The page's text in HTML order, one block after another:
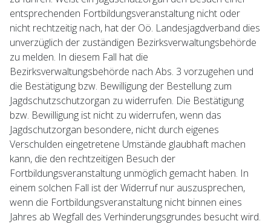
entsprechenden Fortbildungsveranstaltung nicht oder
nicht rechtzeitig nach, hat der Oö. Landesjagdverband dies
unverzüglich der zuständigen Bezirksverwaltungsbehörde
zu melden. In diesem Fall hat die
Bezirksverwaltungsbehörde nach Abs. 3 vorzugehen und
die Bestätigung bzw. Bewilligung der Bestellung zum
Jagdschutzschutzorgan zu widerrufen. Die Bestätigung
bzw. Bewilligung ist nicht zu widerrufen, wenn das
Jagdschutzorgan besondere, nicht durch eigenes
Verschulden eingetretene Umstände glaubhaft machen
kann, die den rechtzeitigen Besuch der
Fortbildungsveranstaltung unmöglich gemacht haben. In
einem solchen Fall ist der Widerruf nur auszusprechen,
wenn die Fortbildungsveranstaltung nicht binnen eines
Jahres ab Wegfall des Verhinderungsgrundes besucht wird.